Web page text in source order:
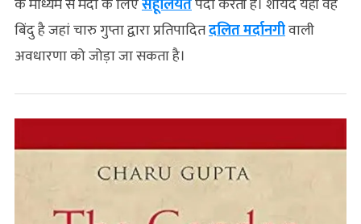
बिंदु है जहां चारु गुप्ता द्वारा प्रतिपादितदलित मर्दानगीवाली
अवधारणा को जोड़ा जा सकता है।